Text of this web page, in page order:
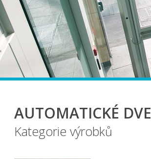
AUTOMATICKÉ
Kategorie výrobků